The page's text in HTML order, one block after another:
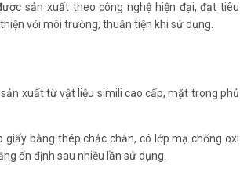
sản xuất theo công nghệ hiện đại, đạt tiêu
với môi trường, thuận tiện khi sử dụng.
xuất từ vật liệu simili cao cấp, mặt trong phủ
giấy bằng thép chắc chắn, có lớp mạ chống oxi
ổn định sau nhiều lần sử dụng.